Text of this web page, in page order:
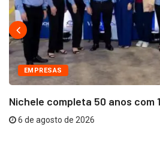
EMPRESAS
Nichele completa 50 anos com
6 de agosto de 2026